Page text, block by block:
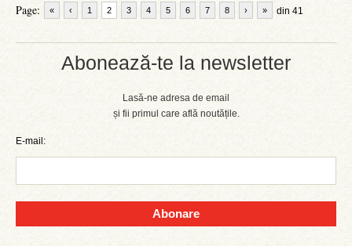
Abonează-te la newsletter
Lasă-ne adresa de email
și fii primul care află noutățile.
E-mail:
Abonare
Page: « ‹ 1 2 3 4 5 6 7 8 din 41
› »